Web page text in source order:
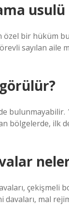
usulü
bir hüküm
sayılan aile
bulunmayabilir.
bölgelerde, ilk
çekişmeli
mal